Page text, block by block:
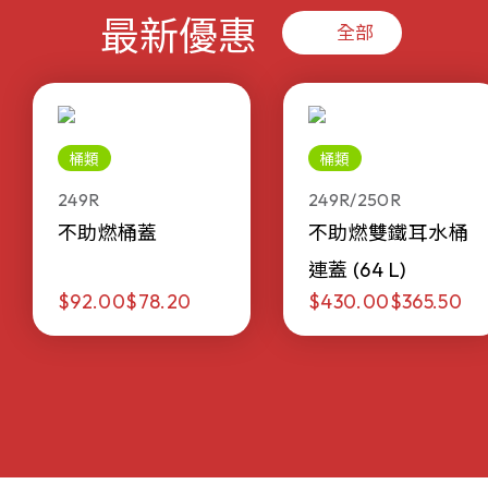
最新優惠 全部
桶類
249R
不助燃桶蓋
$92.00$78.20
桶類
249R/250R
不助燃雙鐵耳水桶
連蓋 (64 L)
$430.00$365.50